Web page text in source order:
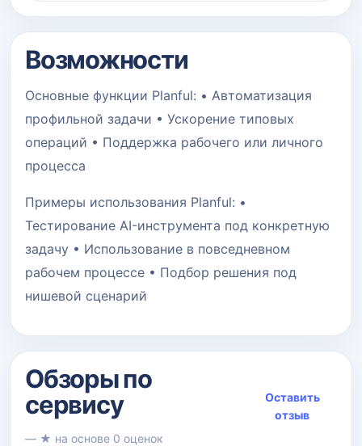
Возможности
Основные функции Planful: • Автоматизация
профильной задачи • Ускорение типовых
операций • Поддержка рабочего или личного
процесса
Примеры использования Planful: •
Тестирование AI-инструмента под конкретную
задачу • Использование в повседневном
рабочем процессе • Подбор решения под
нишевой сценарий
Обзоры по
сервису
— ★ на основе 0 оценок
Оставить
отзыв